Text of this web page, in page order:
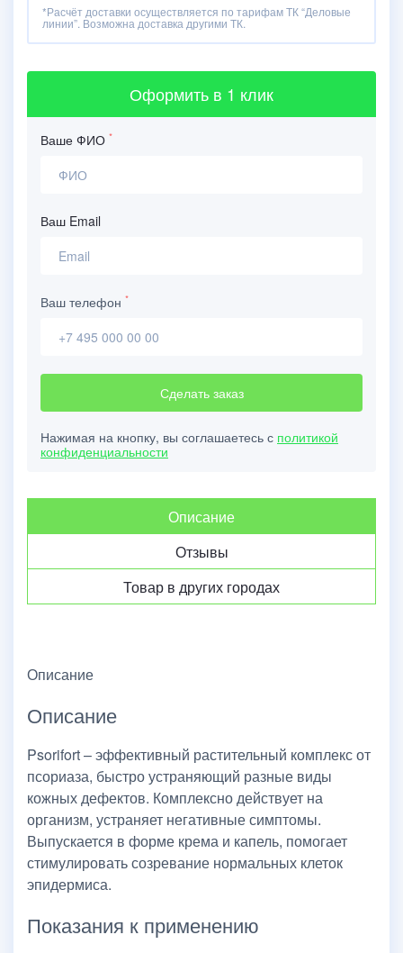
*Расчёт доставки осуществляется по тарифам ТК “Деловые
линии”. Возможна доставка другими ТК.
Оформить в 1 клик
Ваше ФИО *
Ваш Email
Ваш телефон *
Сделать заказ
Нажимая на кнопку, вы соглашаетесь с политикой
конфиденциальности
Описание
Отзывы
Товар в других городах
Описание
Описание
Psorifort – эффективный растительный комплекс от
псориаза, быстро устраняющий разные виды
кожных дефектов. Комплексно действует на
организм, устраняет негативные симптомы.
Выпускается в форме крема и капель, помогает
стимулировать созревание нормальных клеток
эпидермиса.
Показания к применению